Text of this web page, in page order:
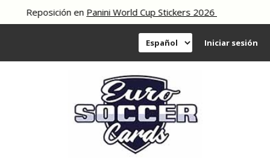
enPanini World Cup Stickers 2026
Iniciar sesión